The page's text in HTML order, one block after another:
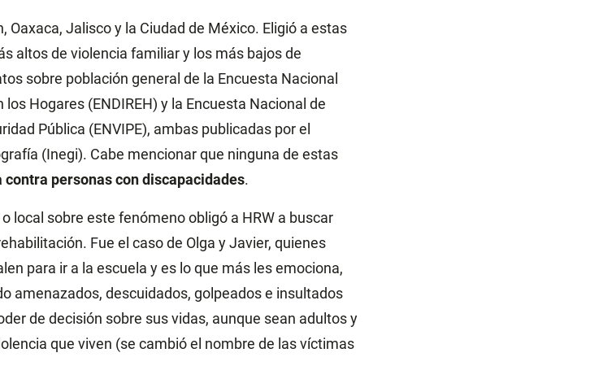
Oaxaca, Jalisco y la Ciudad de México. Eligió a estas
altos de violencia familiar y los más bajos de
sobre población general de la Encuesta Nacional
Hogares (ENDIREH) y la Encuesta Nacional de
Pública (ENVIPE), ambas publicadas por el
(Inegi). Cabe mencionar que ninguna de estas
contra personas con discapacidades.
local sobre este fenómeno obligó a HRW a buscar
Fue el caso de Olga y Javier, quienes
para ir a la escuela y es lo que más les emociona,
amenazados, descuidados, golpeados e insultados
de decisión sobre sus vidas, aunque sean adultos y
que viven (se cambió el nombre de las víctimas